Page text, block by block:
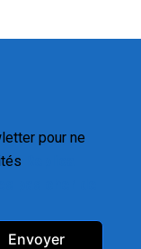
pour ne
Envoyer